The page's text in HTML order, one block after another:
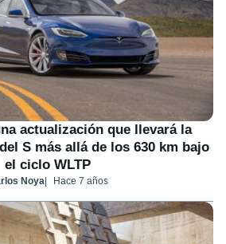
actualización que llevará la
S más allá de los 630 km bajo
el ciclo WLTP
Noya Hace 7 años